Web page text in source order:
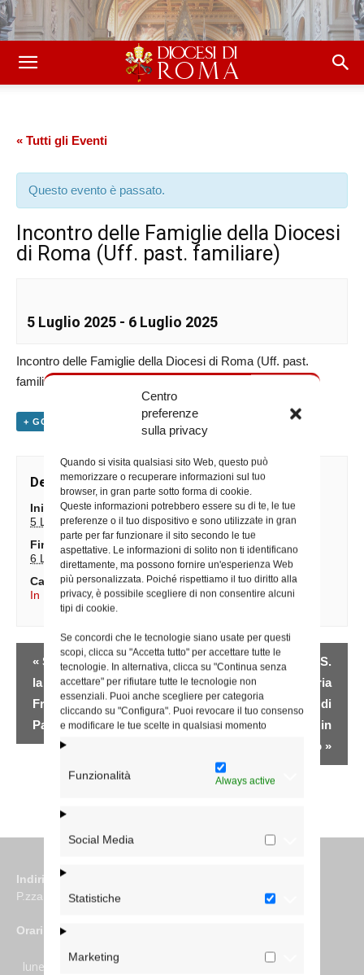
Centro
preferenze
sulla privacy
Quando si visita qualsiasi sito Web, questo può
memorizzare o recuperare informazioni sul tuo
browser, in gran parte sotto forma di cookie.
Queste informazioni potrebbero essere su di te, le tue
preferenze o il tuo dispositivo e sono utilizzate in gran
parte per far funzionare il sito secondo le tue
aspettative. Le informazioni di solito non ti identificano
direttamente, ma possono fornire un'esperienza Web
più personalizzata. Poiché rispettiamo il tuo diritto alla
privacy, è possibile scegliere di non consentire alcuni
tipi di cookie.
Se concordi che le tecnologie siano usate per questi
scopi, clicca su "Accetta tutto" per accettare tutte le
tecnologie. In alternativa, clicca su "Continua senza
accettare" per rifiutare tutte le tecnologie non
essenziali. Puoi anche scegliere per categoria
cliccando su "Configura". Puoi revocare il tuo consenso
e modificare le tue scelte in qualsiasi momento
Funzionalità Always active
Social Media
Statistiche
Marketing
« Tutti gli Eventi
Questo evento è passato.
Incontro delle Famiglie della Diocesi
di Roma (Uff. past. familiare)
5 Luglio 2025 - 6 Luglio 2025
Incontro delle Famiglie della Diocesi di Roma (Uff. past.
familiare)
+ GOOGLE CALENDAR
Dettagli
Inizio:
5 Luglio 2025
Fine:
6 Luglio 2025
Categorie Evento:
In Diocesi,Iniziative degli Uffici
Evento
Navigazione
« Santa Messa presso
la parrocchia Santi
Francesco e Caterina
Patroni d’Italia
Giubileo Parrocchia S.
Giovanni Maria
Vianney – Basilica di
San Giovanni in
Laterano »
Indirizzo
P.zza S. Giovanni in Laterano 6 00184 Roma
Orari
lunedi: